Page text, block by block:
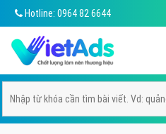
Hotline: 0964 82 6644